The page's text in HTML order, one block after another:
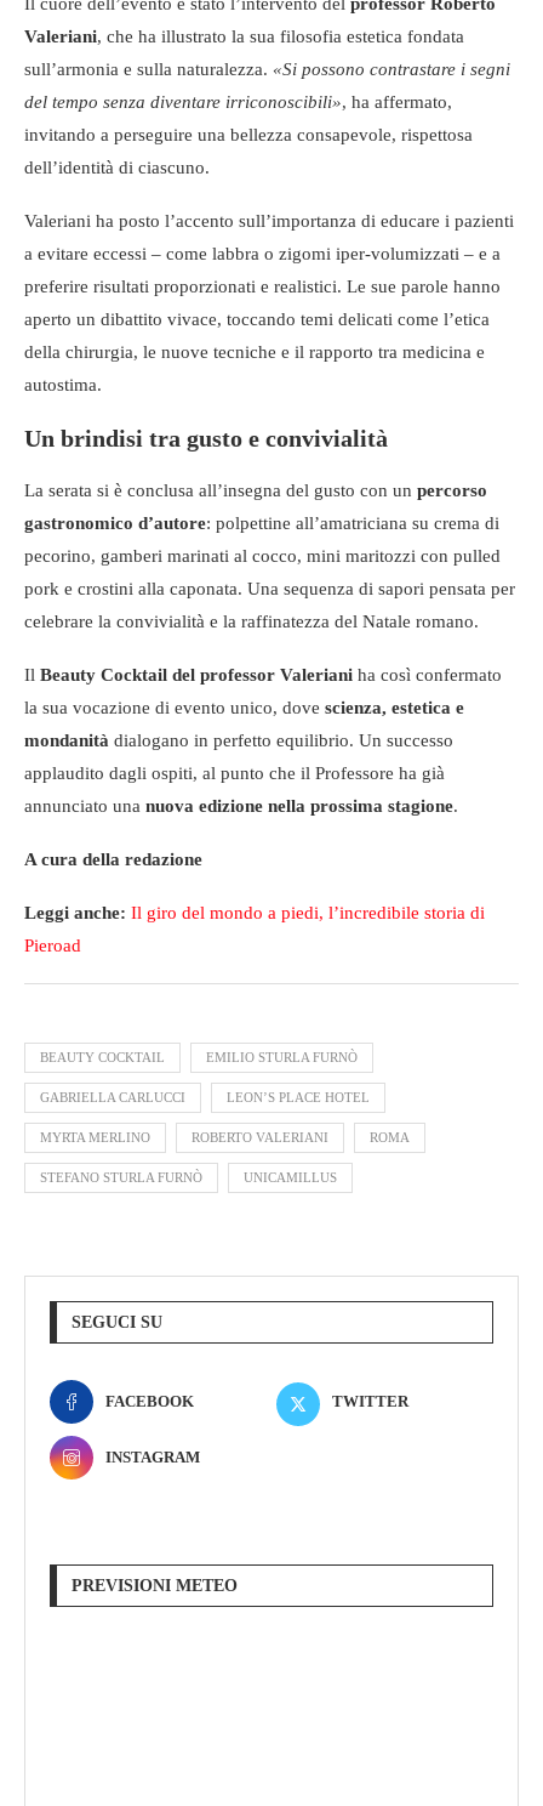
Valeriani, che ha illustrato la sua filosofia estetica fondata
sull’armonia e sulla naturalezza. «Si possono contrastare i segni
del tempo senza diventare irriconoscibili», ha affermato,
invitando a perseguire una bellezza consapevole, rispettosa
dell’identità di ciascuno.
Valeriani ha posto l’accento sull’importanza di educare i pazienti
a evitare eccessi – come labbra o zigomi iper-volumizzati – e a
preferire risultati proporzionati e realistici. Le sue parole hanno
aperto un dibattito vivace, toccando temi delicati come l’etica
della chirurgia, le nuove tecniche e il rapporto tra medicina e
autostima.
Un brindisi tra gusto e convivialità
La serata si è conclusa all’insegna del gusto con un percorso
gastronomico d’autore: polpettine all’amatriciana su crema di
pecorino, gamberi marinati al cocco, mini maritozzi con pulled
pork e crostini alla caponata. Una sequenza di sapori pensata per
celebrare la convivialità e la raffinatezza del Natale romano.
Il Beauty Cocktail del professor Valeriani ha così confermato
la sua vocazione di evento unico, dove scienza, estetica e
mondanità dialogano in perfetto equilibrio. Un successo
applaudito dagli ospiti, al punto che il Professore ha già
annunciato una nuova edizione nella prossima stagione.
A cura della redazione
Leggi anche: Il giro del mondo a piedi, l’incredibile storia di
Pieroad
BEAUTY COCKTAIL EMILIO STURLA FURNÒ
GABRIELLA CARLUCCI LEON’S PLACE HOTEL
MYRTA MERLINO ROBERTO VALERIANI ROMA
STEFANO STURLA FURNÒ UNICAMILLUS
SEGUCI SU
FACEBOOK TWITTER
INSTAGRAM
PREVISIONI METEO